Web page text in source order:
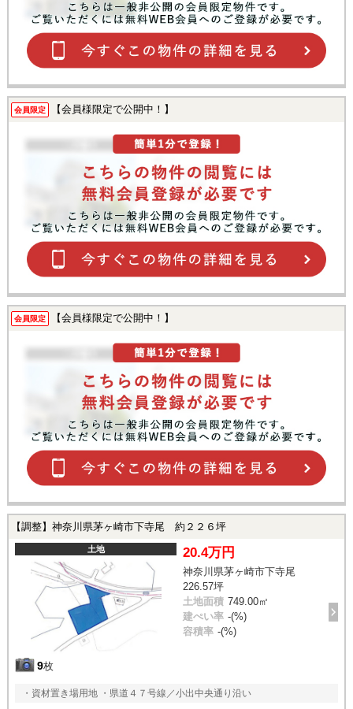
会員限定 【会員様限定で公開中！】
会員限定 【会員様限定で公開中！】
【調整】神奈川県茅ヶ崎市下寺尾 約２２６坪
土地
9枚
20.4万円
神奈川県茅ヶ崎市下寺尾
226.57坪
土地面積 749.00㎡
建ぺい率 -(%)
容積率 -(%)
・資材置き場用地 ・県道４７号線／小出中央通り沿い